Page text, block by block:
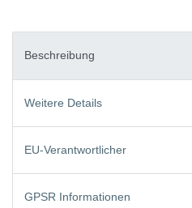
Beschreibung
Weitere Details
EU-Verantwortlicher
GPSR Informationen